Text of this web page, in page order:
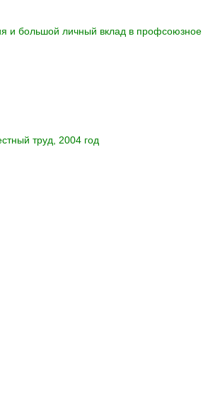
и большой личный вклад в профсоюзное
труд, 2004 год